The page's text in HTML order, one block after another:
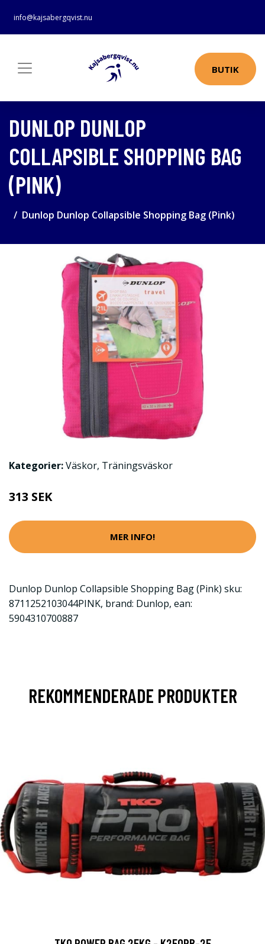
info@kajsabergqvist.nu
BUTIK
DUNLOP DUNLOP
COLLAPSIBLE SHOPPING BAG
(PINK)
Dunlop Dunlop Collapsible Shopping Bag (Pink)
Kategorier:Väskor, Träningsväskor
313 SEK
MER INFO!
Dunlop Dunlop Collapsible Shopping Bag (Pink) sku:
8711252103044PINK, brand: Dunlop, ean:
5904310700887
REKOMMENDERADE PRODUKTER